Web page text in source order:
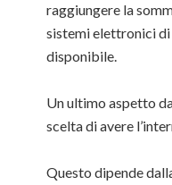
raggiungere la
sistemi elettronici
disponibile.
Un ultimo aspetto
scelta di avere
Questo dipende